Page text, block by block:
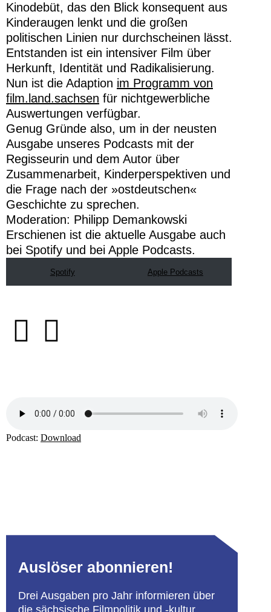
Kinodebüt, das den Blick konsequent aus
Kinderaugen lenkt und die großen
politischen Linien nur durchscheinen lässt.
Entstanden ist ein intensiver Film über
Herkunft, Identität und Radikalisierung.
Nun ist die Adaption im Programm von
film.land.sachsen für nichtgewerbliche
Auswertungen verfügbar.
Genug Gründe also, um in der neusten
Ausgabe unseres Podcasts mit der
Regisseurin und dem Autor über
Zusammenarbeit, Kinderperspektiven und
die Frage nach der »ostdeutschen«
Geschichte zu sprechen.
Moderation: Philipp Demankowski
Erschienen ist die aktuelle Ausgabe auch
bei Spotify und bei Apple Podcasts.
Spotify Apple Podcasts
Podcast: Download
Auslöser abonnieren!
Drei Ausgaben pro Jahr informieren über